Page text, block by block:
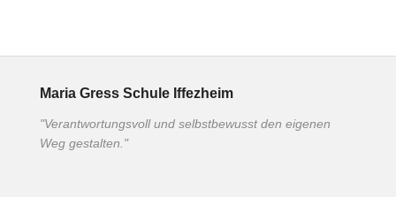
Maria Gress Schule Iffezheim
"Verantwortungsvoll und selbstbewusst den eigenen
Weg gestalten."